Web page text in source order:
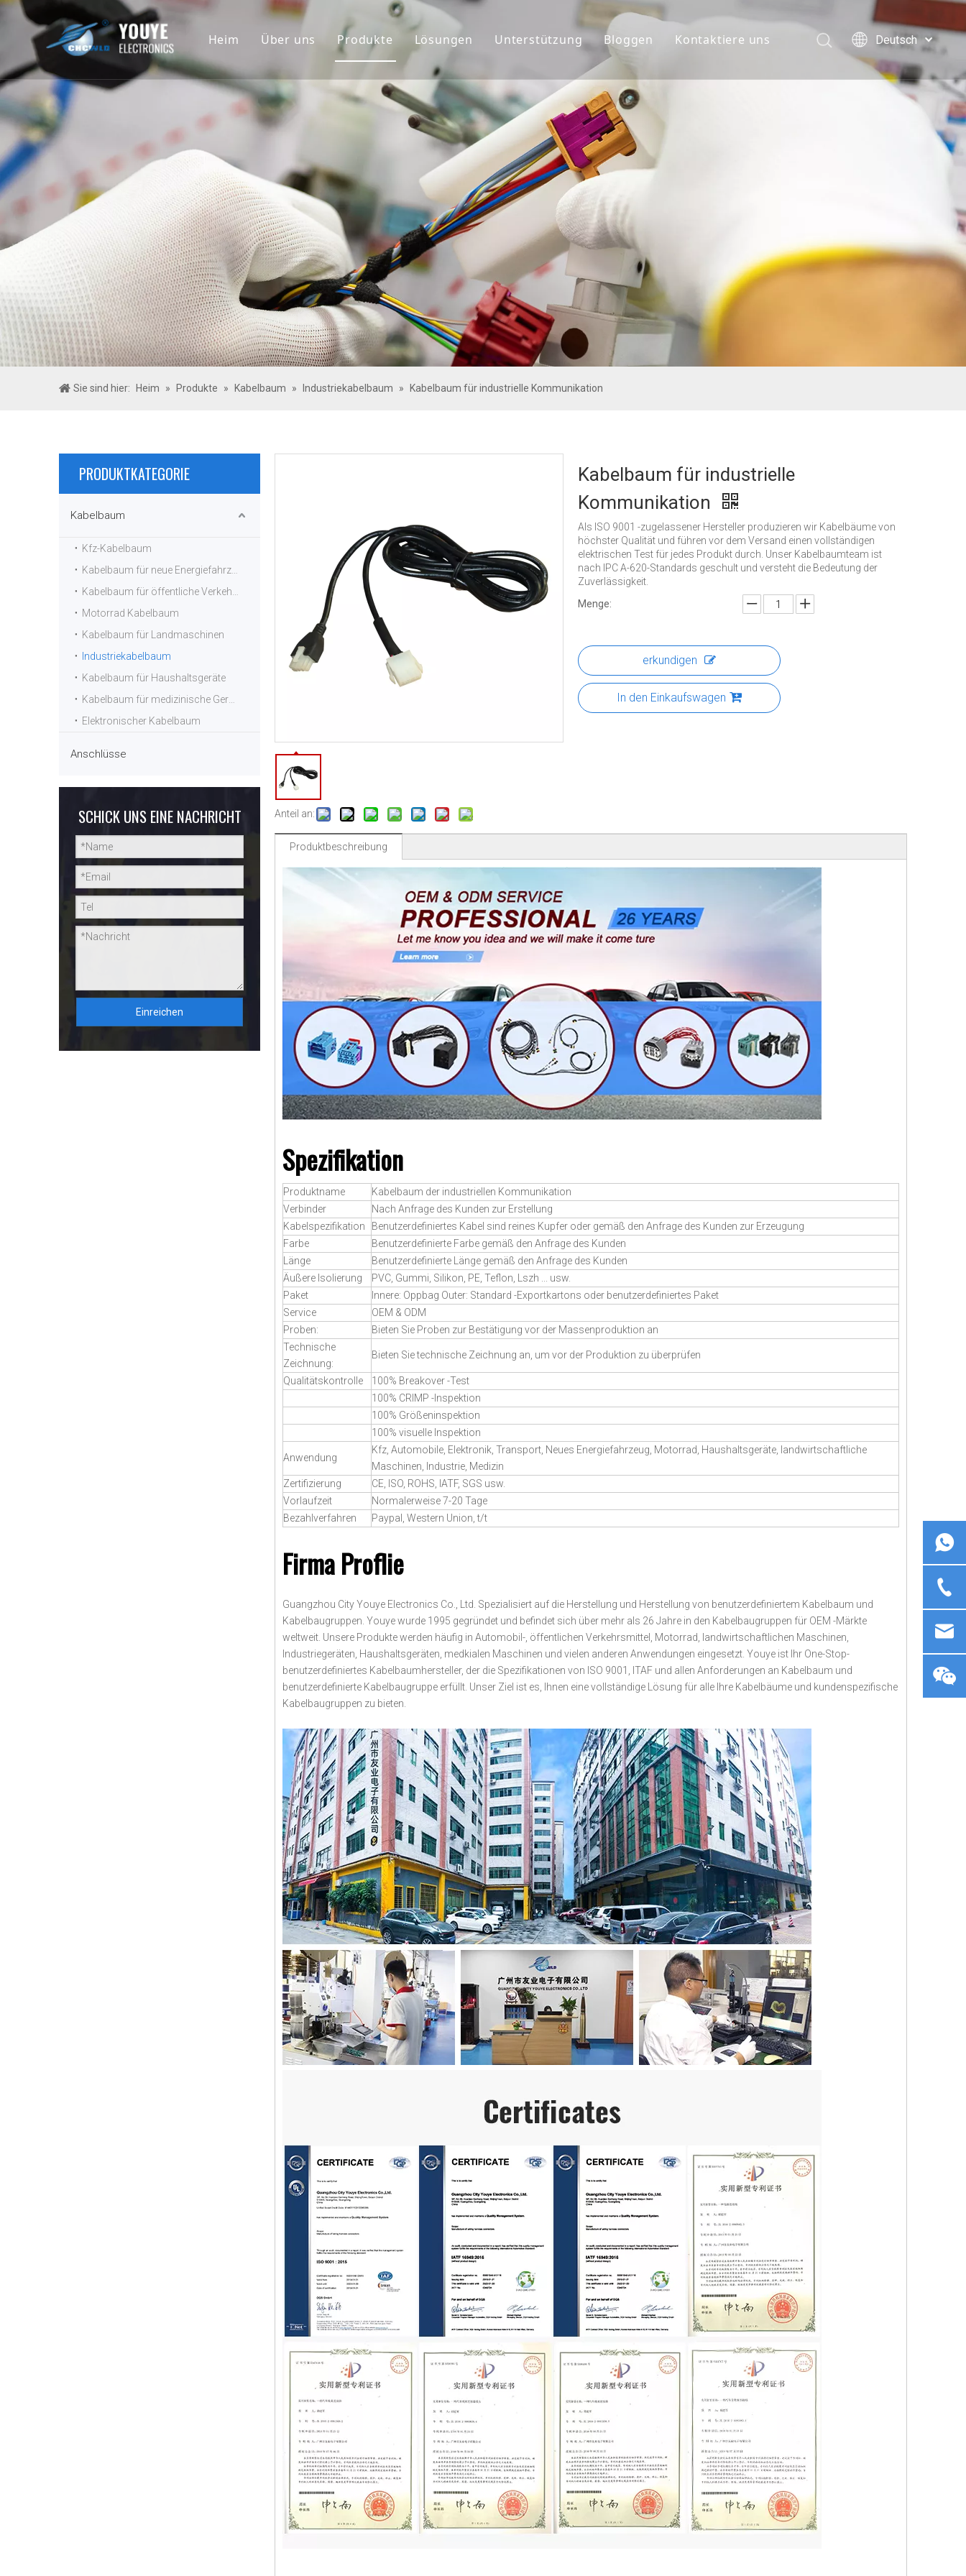
Heim Über uns
Geschichte&Teams
Produkte
Anschlüsse
Lösungen Unterstützung
Benutzerdefiniert
Globaler Markt
FAQ&Download
Bloggen Kontaktiere uns
Deutsch
English
简体中文
العربية
한국어
Türk dili
Sie sind hier: Heim » Produkte » Kabelbaum » Industriekabelbaum » Kabelbaum für industrielle Kommunikation
PRODUKTKATEGORIE
Kabelbaum
Kfz-Kabelbaum
Motorrad Kabelbaum
Kabelbaum für Landmaschinen
Industriekabelbaum
Kabelbaum für Haushaltsgeräte
Elektronischer Kabelbaum
Anschlüsse
SCHICK UNS EINE NACHRICHT
Einreichen
Anteil an:
Kabelbaum für industrielle
Kommunikation
Als ISO 9001 -zugelassener Hersteller produzieren wir Kabelbäume von
höchster Qualität und führen vor dem Versand einen vollständigen
elektrischen Test für jedes Produkt durch. Unser Kabelbaumteam ist
nach IPC A-620-Standards geschult und versteht die Bedeutung der
Zuverlässigkeit.
Menge:
erkundigen
In den Einkaufswagen
Produktbeschreibung
Spezifikation
Produktname
Kabelbaum der industriellen Kommunikation
Verbinder
Nach Anfrage des Kunden zur Erstellung
Kabelspezifikation
Benutzerdefiniertes Kabel sind reines Kupfer oder gemäß den Anfrage des Kunden zur Erzeugung
Farbe
Benutzerdefinierte Farbe gemäß den Anfrage des Kunden
Länge
Benutzerdefinierte Länge gemäß den Anfrage des Kunden
Äußere Isolierung
PVC, Gummi, Silikon, PE, Teflon, Lszh ... usw.
Paket
Innere: Oppbag Outer: Standard -Exportkartons oder benutzerdefiniertes Paket
Service
OEM & ODM
Proben:
Bieten Sie Proben zur Bestätigung vor der Massenproduktion an
Technische
Zeichnung:
Bieten Sie technische Zeichnung an, um vor der Produktion zu überprüfen
Qualitätskontrolle
100% Breakover -Test
100% CRIMP -Inspektion
100% Größeninspektion
100% visuelle Inspektion
Anwendung
Kfz, Automobile, Elektronik, Transport, Neues Energiefahrzeug, Motorrad, Haushaltsgeräte, landwirtschaftliche
Maschinen, Industrie, Medizin
Zertifizierung
CE, ISO, ROHS, IATF, SGS usw.
Vorlaufzeit
Normalerweise 7-20 Tage
Bezahlverfahren
Paypal, Western Union, t/t
Firma Proflie
Guangzhou City Youye Electronics Co., Ltd. Spezialisiert auf die Herstellung und Herstellung von benutzerdefiniertem Kabelbaum und
Kabelbaugruppen. Youye wurde 1995 gegründet und befindet sich über mehr als 26 Jahre in den Kabelbaugruppen für OEM -Märkte
weltweit. Unsere Produkte werden häufig in Automobil-, öffentlichen Verkehrsmittel, Motorrad, landwirtschaftlichen Maschinen,
Industriegeräten, Haushaltsgeräten, medkialen Maschinen und vielen anderen Anwendungen eingesetzt. Youye ist Ihr One-Stop-
benutzerdefiniertes Kabelbaumhersteller, der die Spezifikationen von ISO 9001, ITAF und allen Anforderungen an Kabelbaum und
benutzerdefinierte Kabelbaugruppe erfüllt. Unser Ziel ist es, Ihnen eine vollständige Lösung für alle Ihre Kabelbäume und kundenspezifische
Kabelbaugruppen zu bieten.